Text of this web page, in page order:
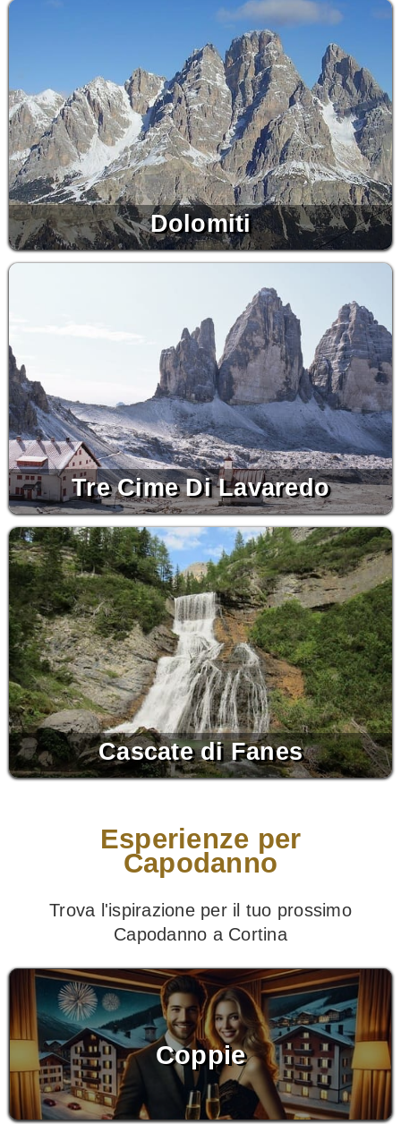
Dolomiti
Tre Cime Di Lavaredo
Cascate di Fanes
Esperienze per
Capodanno
Trova l'ispirazione per il tuo prossimo
Capodanno a Cortina
Coppie